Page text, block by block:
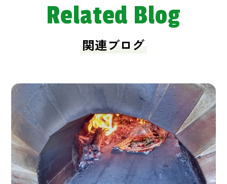
Related Blog
関連ブログ